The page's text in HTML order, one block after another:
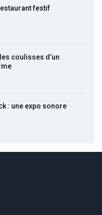
festif
coulisses d’un
: une expo sonore